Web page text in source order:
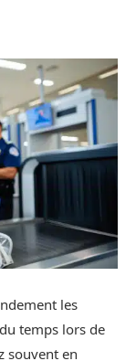
les
temps lors de
souvent en